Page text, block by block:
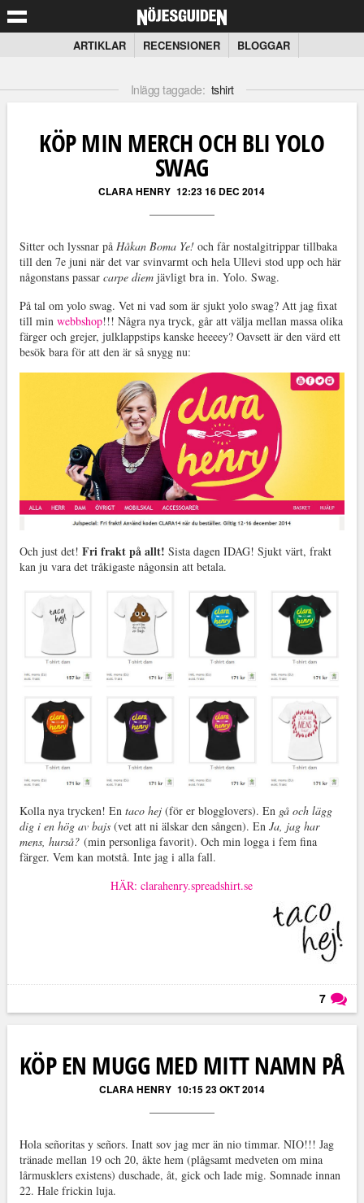
ARTIKLAR RECENSIONER BLOGGAR
Inlägg taggade: tshirt
KÖP MIN MERCH OCH BLI YOLO
SWAG
CLARA HENRY 12:23 16 DEC 2014
Sitter och lyssnar på Håkan Boma Ye!och får nostalgitrippar tillbaka
till den 7e juni när det var svinvarmt och hela Ullevi stod upp och här
någonstans passarcarpe diemjävligt bra in. Yolo. Swag.
På tal om yolo swag. Vet ni vad som är sjukt yolo swag? Att jag fixat
till min webbshop!!! Några nya tryck, går att välja mellan massa olika
färger och grejer, julklappstips kanske heeeey? Oavsett är den värd ett
besök bara för att den är så snygg nu:
Och just det! Fri frakt på allt! Sista dagen IDAG! Sjukt värt, frakt
kan ju vara det tråkigaste någonsin att betala.
Kolla nya trycken! En taco hej(för er blogglovers). En gå och lägg
dig i en hög av bajs(vet att ni älskar den sången). En Ja, jag har
mens, hurså? (min personliga favorit). Och min logga i fem fina
färger. Vem kan motstå. Inte jag i alla fall.
HÄR: clarahenry.spreadshirt.se
7
KÖP EN MUGG MED MITT NAMN PÅ
CLARA HENRY 10:15 23 OKT 2014
Hola señoritas y señors. Inatt sov jag mer än nio timmar. NIO!!! Jag
tränade mellan 19 och 20, åkte hem (plågsamt medveten om mina
lårmusklers existens) duschade, åt, gick och lade mig. Somnade innan
22. Hale frickin luja.